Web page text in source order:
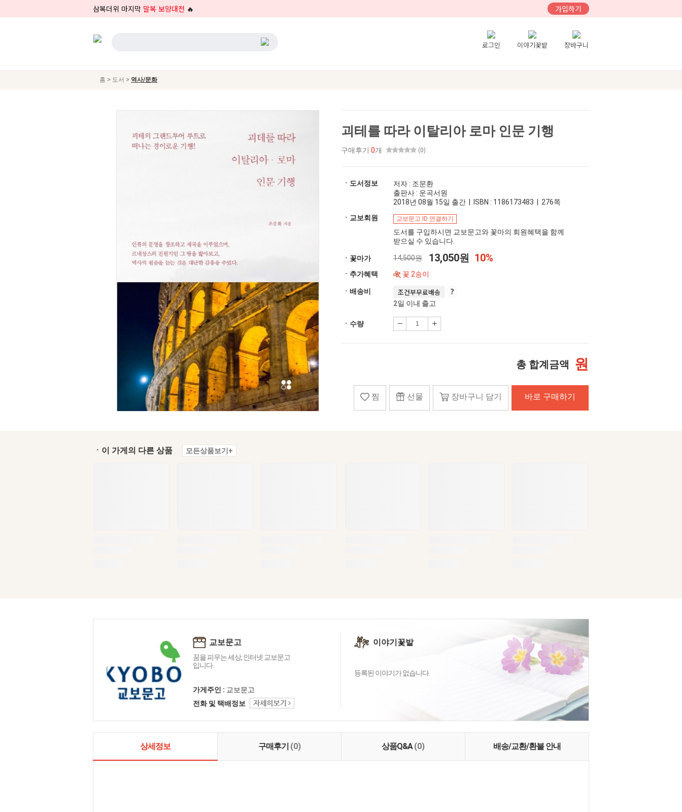
삼복더위 마지막 말복 보양대전 🔥 가입하기
로그인 이야기꽃밭 장바구니
홈 > 도서 > 역사/문화
괴테를 따라 이탈리아 로마 인문 기행
구매후기 0개 (0)
ㆍ도서정보
저자 : 조문환
출판사 : 운곡서원
2018년 08월 15일 출간 | ISBN : 1186173483 | 276쪽
ㆍ교보회원
교보문고 ID 연결하기
도서를 구입하시면 교보문고와 꽃마의 회원혜택을 함께
받으실 수 있습니다.
ㆍ꽃마가 14,500원 13,050원 10%
ㆍ추가혜택 꽃 2송이
ㆍ배송비 조건부무료배송
2일 이내 출고
ㆍ수량
총 합계금액 원
찜 선물 장바구니 담기 바로 구매하기
ㆍ이 가게의 다른 상품 모든상품보기+
교보문고
꿈을 피우는 세상, 인터넷 교보문고
입니다.
가게주인 : 교보문고
전화 및 택배정보
이야기꽃밭
등록된 이야기가 없습니다.
상세정보 구매후기 (0) 상품Q&A(0) 배송/교환/환불 안내